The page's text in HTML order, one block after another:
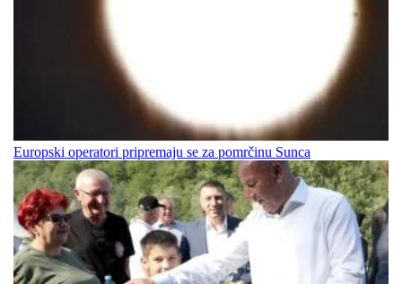
Europski operatori pripremaju se za pomrčinu Sunca